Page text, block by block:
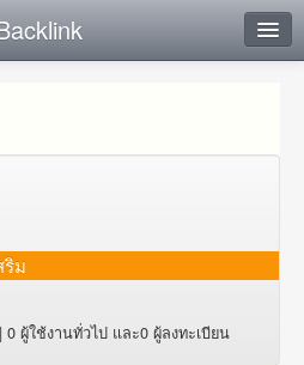
ม่?
ริม
ผู้ใช้งานทั่วไป และ0 ผู้ลงทะเบียน